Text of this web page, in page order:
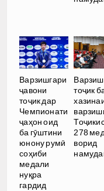
Варзишгари
ҷавони
тоҷик дар
Чемпионати
ҷаҳон оид
ба гӯштини
юнону румӣ
соҳиби
медали
нуқра
гардид
тоҷик
278
ворид